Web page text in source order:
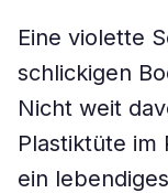
Eine violette
schlickigen
Nicht weit
Plastiktüte im
ein